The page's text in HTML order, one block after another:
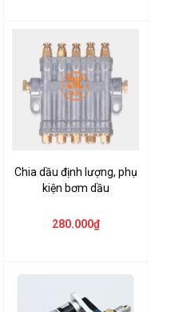
Chia dầu định lượng, phụ
kiện bơm dầu
280.000₫